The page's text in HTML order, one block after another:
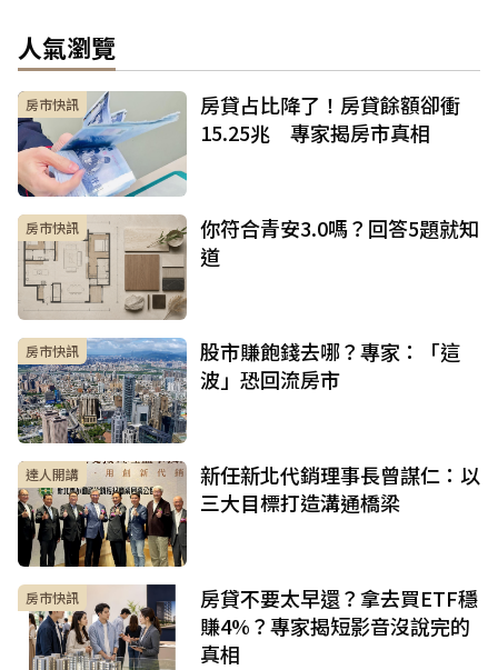
人氣瀏覽
房市快訊
房貸占比降了！房貸餘額卻衝
15.25兆 專家揭房市真相
房市快訊
你符合青安3.0嗎？回答5題就知
道
房市快訊
股市賺飽錢去哪？專家：「這
波」恐回流房市
達人開講
新任新北代銷理事長曾謀仁：以
三大目標打造溝通橋梁
房市快訊
房貸不要太早還？拿去買ETF穩
賺4%？專家揭短影音沒說完的
真相